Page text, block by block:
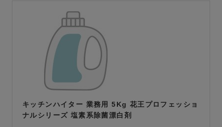
キッチンハイター 業務用 5Kg 花王プロフェッショ
ナルシリーズ 塩素系除菌漂白剤